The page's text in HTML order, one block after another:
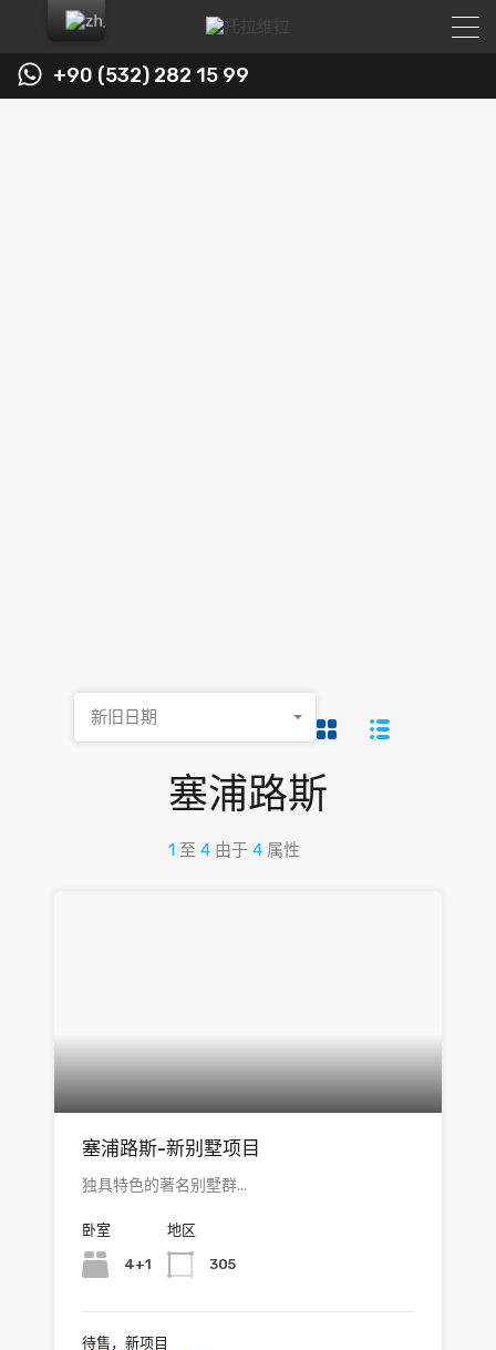
+90 (532) 282 15 99
塞浦路斯
1 至 4 由于 4 属性
新旧日期
塞浦路斯-新别墅项目
独具特色的著名别墅群...
卧室
4+1
地区
305
待售，新项目